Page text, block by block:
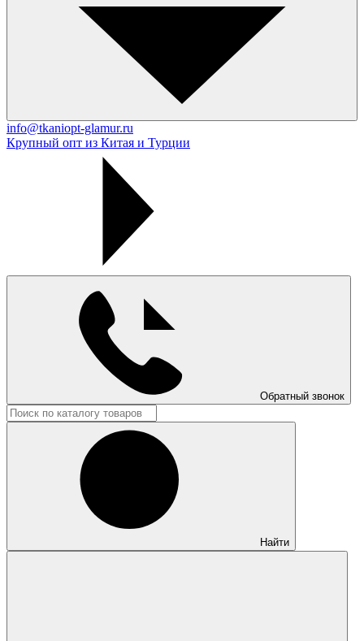
info@tkaniopt-glamur.ru
Крупный опт из Китая и Турции
Обратный звонок
Найти